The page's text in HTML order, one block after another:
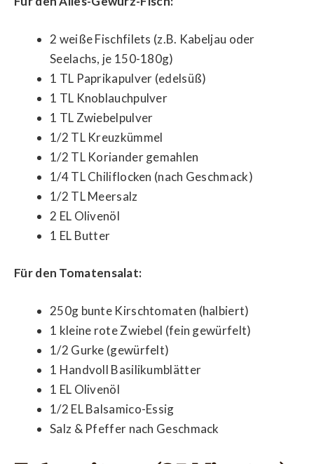
2 weiße Fischfilets (z.B. Kabeljau oder
Seelachs, je 150-180g)
1 TL Paprikapulver (edelsüß)
1 TL Knoblauchpulver
1 TL Zwiebelpulver
1/2 TL Kreuzkümmel
1/2 TL Koriander gemahlen
1/4 TL Chiliflocken (nach Geschmack)
1/2 TL Meersalz
2 EL Olivenöl
1 EL Butter
Für den Tomatensalat:
250g bunte Kirschtomaten (halbiert)
1 kleine rote Zwiebel (fein gewürfelt)
1/2 Gurke (gewürfelt)
1 Handvoll Basilikumblätter
1 EL Olivenöl
1/2 EL Balsamico-Essig
Salz & Pfeffer nach Geschmack